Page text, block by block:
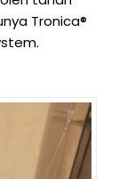
Tronica®